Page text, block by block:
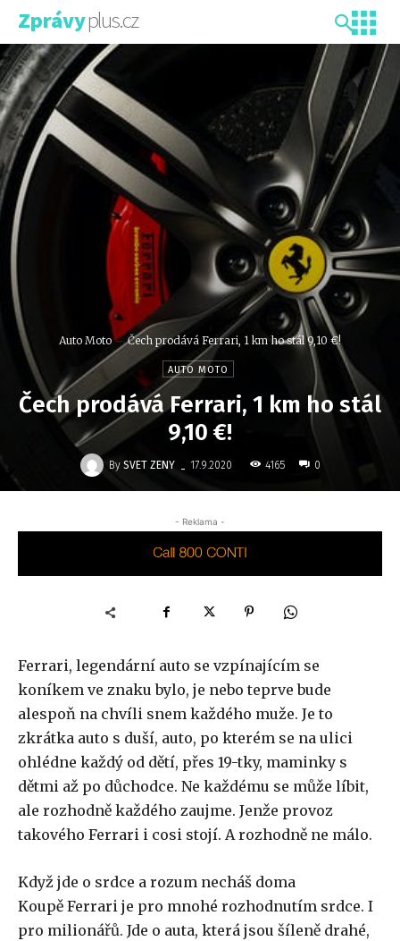
Zprávyplus.cz
Auto Moto Čech prodává Ferrari, 1 km ho stál 9,10 €!
AUTO MOTO
Čech prodává Ferrari, 1 km ho stál
9,10 €!
By SVET ZENY - 17.9.2020 4165 0
- Reklama -
Ferrari, legendární auto se vzpínajícím se
koníkem ve znaku bylo, je nebo teprve bude
alespoň na chvíli snem každého muže. Je to
zkrátka auto s duší, auto, po kterém se na ulici
ohlédne každý od dětí, přes 19-tky, maminky s
dětmi až po důchodce. Ne každému se může líbit,
ale rozhodně každého zaujme. Jenže provoz
takového Ferrari i cosi stojí. A rozhodně ne málo.
Když jde o srdce a rozum necháš doma
Koupě Ferrari je pro mnohé rozhodnutím srdce. I
pro milionářů. Jde o auta, která jsou šíleně drahé,